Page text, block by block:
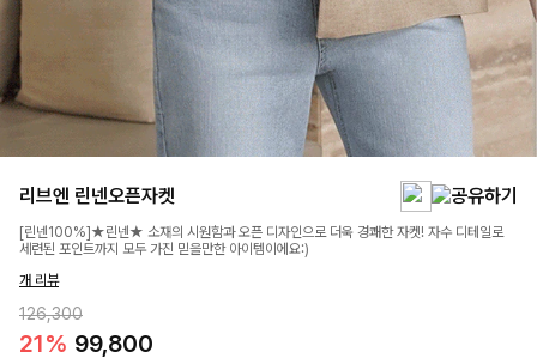
리브엔 린넨오픈자켓
[린넨100%]★린넨★ 소재의 시원함과 오픈 디자인으로 더욱 경쾌한 자켓! 자수 디테일로
세련된 포인트까지 모두 가진 믿을만한 아이템이에요:)
개 리뷰
126,300
21% 99,800